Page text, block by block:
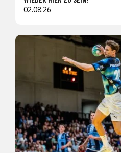
02.08.26